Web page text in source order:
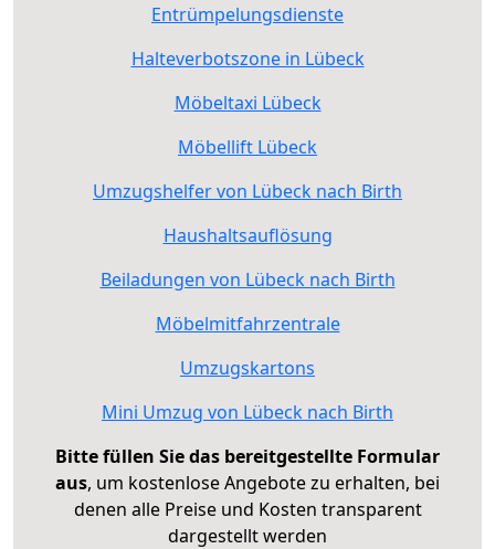
Entrümpelungsdienste
Halteverbotszone in Lübeck
Möbeltaxi Lübeck
Möbellift Lübeck
Umzugshelfer von Lübeck nach Birth
Haushaltsauflösung
Beiladungen von Lübeck nach Birth
Möbelmitfahrzentrale
Umzugskartons
Mini Umzug von Lübeck nach Birth
Bitte füllen Sie das bereitgestellte Formular
aus, um kostenlose Angebote zu erhalten, bei
denen alle Preise und Kosten transparent
dargestellt werden